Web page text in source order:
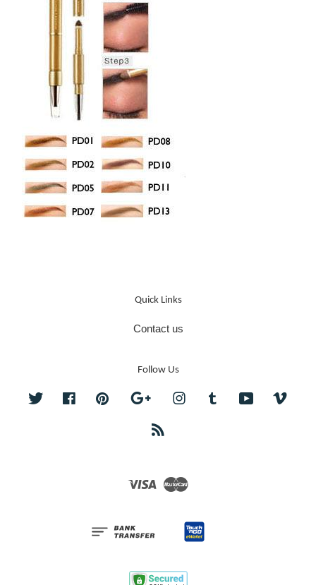
Quick Links
Contact us
Follow Us
Twitter FacebookPinterest Google InstagramTumblr YouTube
Visa